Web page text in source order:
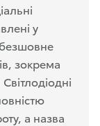
у
зокрема
а назва